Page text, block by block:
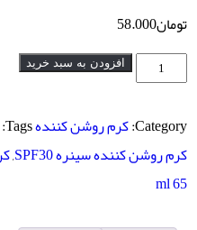
تومان58.000
کننده
سینره
SPF30
افزودن به سبد خرید
Category: کرم روشن کنندهTags:
کرم روشن کننده سینره SPF30
,
65 ml